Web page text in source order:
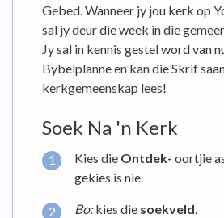
Gebed. Wanneer jy jou kerk op
sal jy deur die week in die
Jy sal in kennis gestel word van
Bybelplanne en kan die Skrif
kerkgemeenskap lees!
Soek Na 'n Kerk
Kies die Ontdek- oortjie
gekies is nie.
Bo:kies die soekveld.